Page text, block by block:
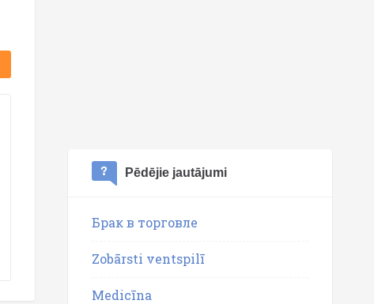
Pēdējie jautājumi
Брак в торговле
Zobārsti ventspilī
Medicīna